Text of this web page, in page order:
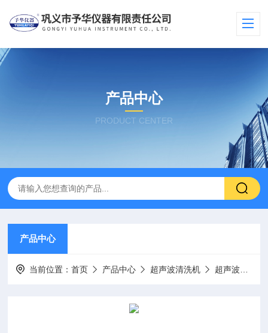
产品中心
PRODUCT CENTER
产品中心
当前位置：首页 产品中心 超声波清洗机 超声波清洗器